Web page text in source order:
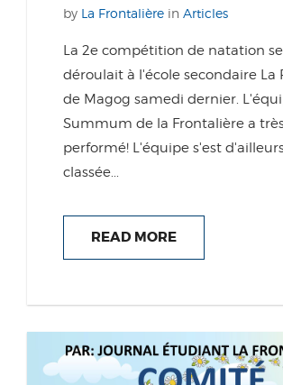
by La Frontalière in Articles
La 2e compétition de natation se
déroulait à l'école secondaire La
de Magog samedi dernier.
Summum de la Frontalière a
performé! L'équipe s'est
classée...
READ MORE